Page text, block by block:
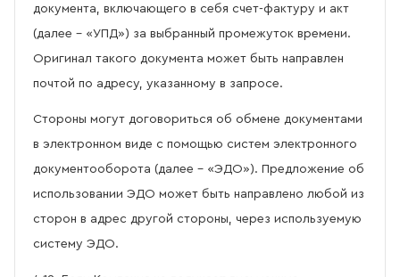
документа, включающего в себя счет-фактуру и акт
(далее – «УПД») за выбранный промежуток времени.
Оригинал такого документа может быть направлен
почтой по адресу, указанному в запросе.
Стороны могут договориться об обмене документами
в электронном виде с помощью систем электронного
документооборота (далее – «ЭДО»). Предложение об
использовании ЭДО может быть направлено любой из
сторон в адрес другой стороны, через используемую
систему ЭДО.